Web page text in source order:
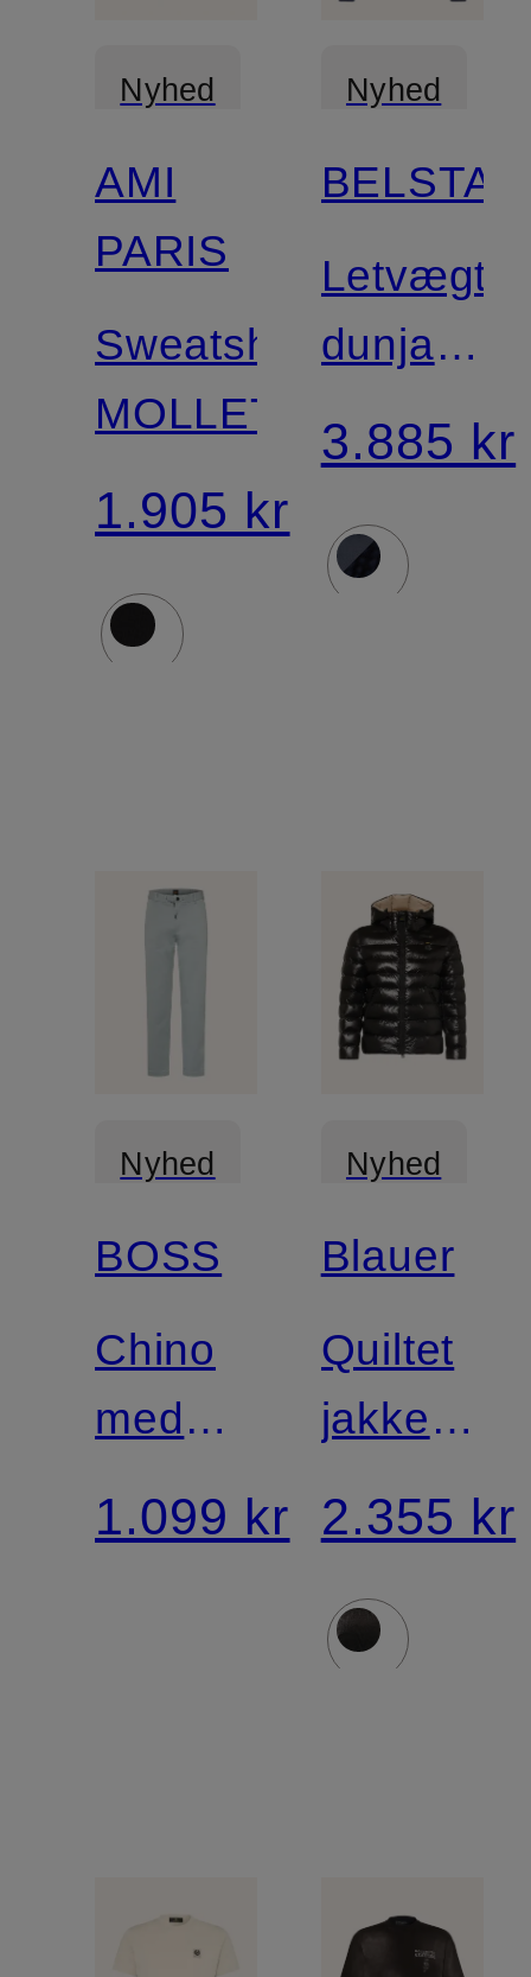
Nyhed
Certificeret
AMI
PARIS
Sweatshirt
MOLLETON
1.905 kr
Nyhed
Letvægts-
dunjakke
i
blandet
3.885 kr
Nyhed
BOSS
Chino
med
konisk
pasform
1.099 kr
Nyhed
Blauer
Quiltet
jakke
ADAMS
2.355 kr